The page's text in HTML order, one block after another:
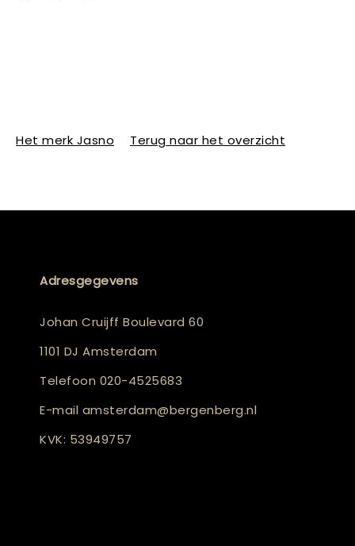
Het merk Jasno Terug naar het overzicht
Adresgegevens
Johan Cruijff Boulevard 60
1101 DJ Amsterdam
Telefoon 020-4525683
E-mail amsterdam@bergenberg.nl
KVK: 53949757